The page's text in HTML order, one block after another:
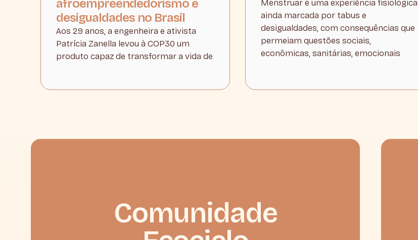
afroempreendedorismo e
desigualdades no Brasil
Aos 29 anos, a engenheira e ativista
Patrícia Zanella levou à COP30 um
produto capaz de transformar a vida de
Menstruar é uma experiência fisiológica
ainda marcada por tabus e
desigualdades, com consequências que
permeiam questões sociais,
econômicas, sanitárias, emocionais
Comunidade